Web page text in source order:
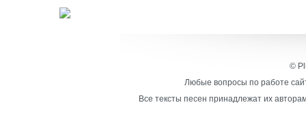
©
Любые вопросы по работе
Все тексты песен принадлежат их